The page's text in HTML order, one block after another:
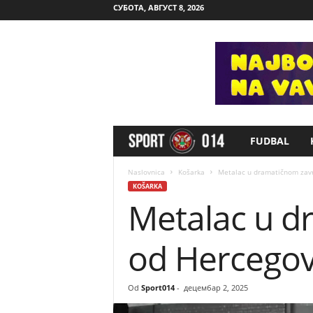
СУБОТА, АВГУСТ 8, 2026
p
r
0
FUDBAL
Naslovnica Košarka Metalac u dramatičnom
KOŠARKA
Metalac u
od
Od Sport014- децембар 2, 2025